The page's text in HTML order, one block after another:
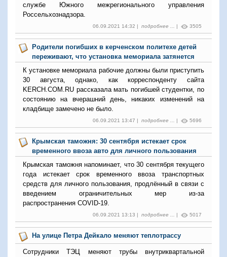
службе
Южного межрегионального управления
Россельхознадзора.
06.09.2021 14:32 | подробнее ... | 3505
Родители погибших в керченском политехе детей
переживают, что установка мемориала затянется
К установке мемориала рабочие должны были приступить
30 августа, однако, как корреспонденту сайта
KERCH.COM.RU рассказала мать погибшей студентки, по
состоянию на вчерашний день, никаких изменений на
кладбище замечено не было.
06.09.2021 13:47 | подробнее ... | 5696
Крымская таможня: 30 сентября истекает срок
временного ввоза авто для личного пользования
Крымская таможня напоминает, что 30 сентября текущего
года истекает срок временного ввоза транспортных
средств для личного пользования, продлённый в связи с
введением ограничительных мер из-за
распространения COVID-19.
06.09.2021 13:13 | подробнее ... | 5017
На улице Петра Дейкало меняют теплотрассу
Сотрудники ТЭЦ меняют трубы внутриквартальной